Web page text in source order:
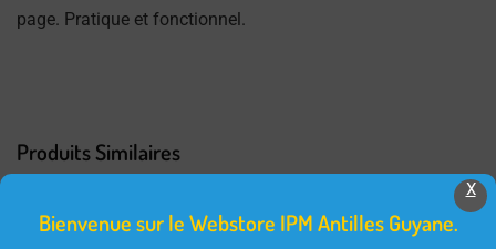
page. Pratique et fonctionnel.
Produits Similaires
X
Bienvenue sur le Webstore IPM Antilles Guyane.